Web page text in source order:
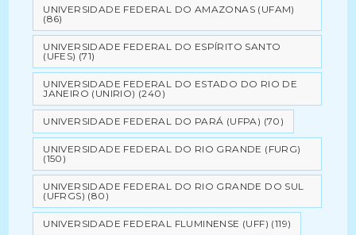
UNIVERSIDADE FEDERAL DO AMAZONAS (UFAM)
(86)
UNIVERSIDADE FEDERAL DO ESPÍRITO SANTO
(UFES) (71)
UNIVERSIDADE FEDERAL DO ESTADO DO RIO DE
JANEIRO (UNIRIO) (240)
UNIVERSIDADE FEDERAL DO PARÁ (UFPA) (70)
UNIVERSIDADE FEDERAL DO RIO GRANDE (FURG)
(150)
UNIVERSIDADE FEDERAL DO RIO GRANDE DO SUL
(UFRGS) (80)
UNIVERSIDADE FEDERAL FLUMINENSE (UFF) (119)